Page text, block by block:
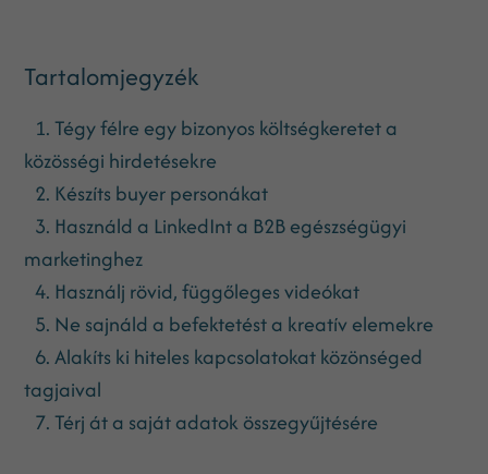
Tartalomjegyzék
1. Tégy félre egy bizonyos költségkeretet a
közösségi hirdetésekre
2. Készíts buyer personákat
3. Használd a LinkedInt a B2B egészségügyi
marketinghez
4. Használj rövid, függőleges videókat
5. Ne sajnáld a befektetést a kreatív elemekre
6. Alakíts ki hiteles kapcsolatokat közönséged
tagjaival
7. Térj át a saját adatok összegyűjtésére